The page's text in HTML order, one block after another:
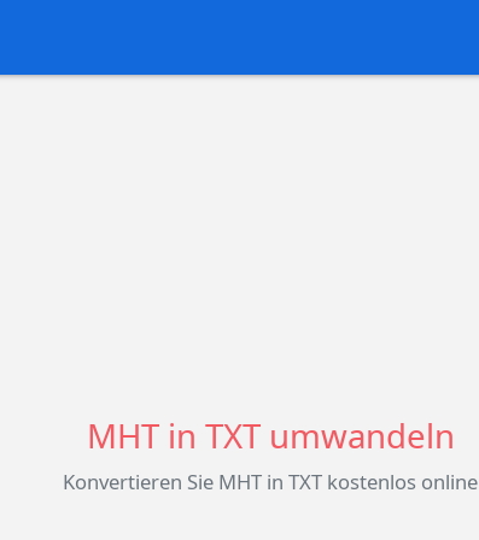
MHT in TXT umwandeln
Konvertieren Sie MHT in TXT kostenlos online